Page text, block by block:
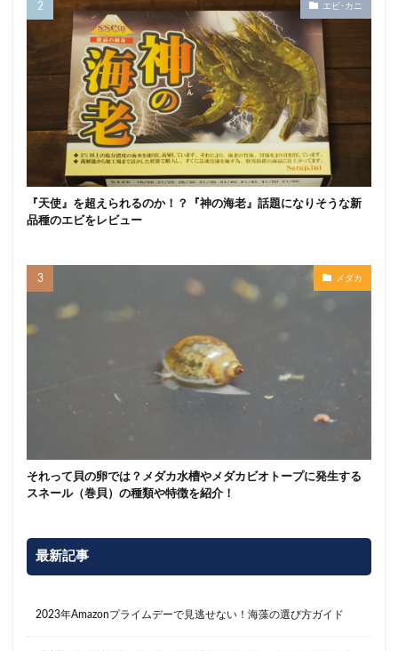
エビ･カニ
『天使』を超えられるのか！？『神の海老』話題になりそうな新
品種のエビをレビュー
メダカ
それって貝の卵では？メダカ水槽やメダカビオトープに発生する
スネール（巻貝）の種類や特徴を紹介！
最新記事
2023年Amazonプライムデーで見逃せない！海藻の選び方ガイド